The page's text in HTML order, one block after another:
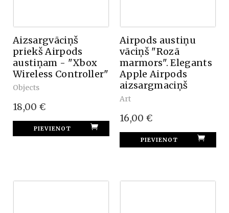
Aizsargvāciņš
priekš Airpods
austiņam - "Xbox
Wireless Controller"
Objects
18,00 €
Airpods austiņu
vāciņš "Rozā
marmors". Elegants
Apple Airpods
aizsargmaciņš
Art
16,00 €